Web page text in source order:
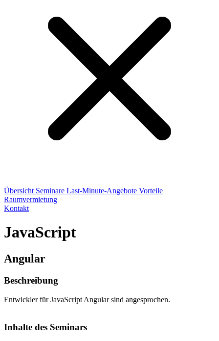
Übersicht Seminare Last-Minute-Angebote Vorteile
Raumvermietung
Kontakt
JavaScript
Angular
Beschreibung
Entwickler für JavaScript Angular sind angesprochen.
Inhalte des Seminars